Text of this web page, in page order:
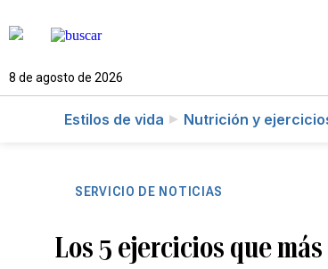
8 de agosto de 2026
Estilos de vida Nutrición y
SERVICIO DE NOTICIAS
Los 5 ejercicios que